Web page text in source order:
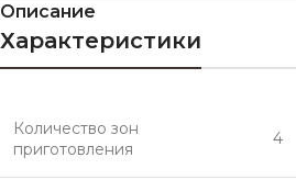
Описание
Характеристики
Количество зон
приготовления
4